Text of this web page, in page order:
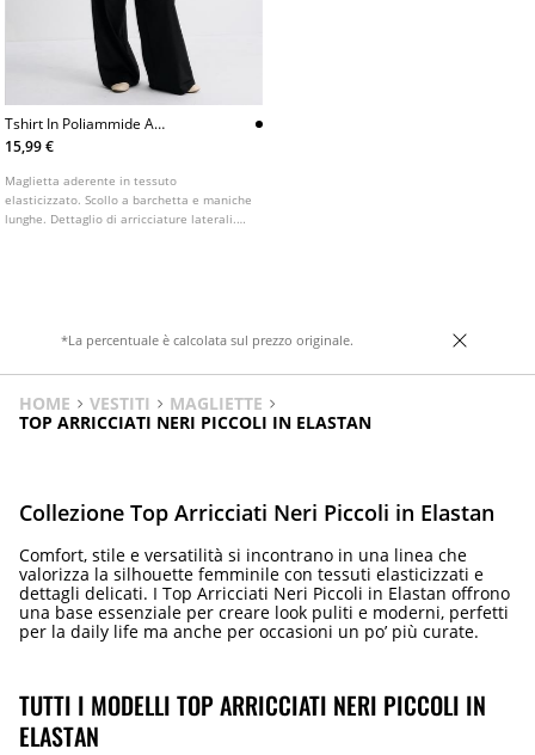
Tshirt In Poliammide A
Maniche Lunghe Con
15,99 €
Maglietta aderente in tessuto
elasticizzato. Scollo a barchetta e maniche
lunghe. Dettaglio di arricciature laterali.
*La percentuale è calcolata sul prezzo originale.
HOME VESTITI
MAGLIETTE
TOP ARRICCIATI NERI PICCOLI IN ELASTAN
Collezione Top Arricciati Neri Piccoli in Elastan
Comfort, stile e versatilità si incontrano in una linea che
valorizza la silhouette femminile con tessuti elasticizzati e
dettagli delicati. I Top Arricciati Neri Piccoli in Elastan offrono
una base essenziale per creare look puliti e moderni, perfetti
per la daily life ma anche per occasioni un po’ più curate.
TUTTI I MODELLI TOP ARRICCIATI NERI PICCOLI IN
ELASTAN